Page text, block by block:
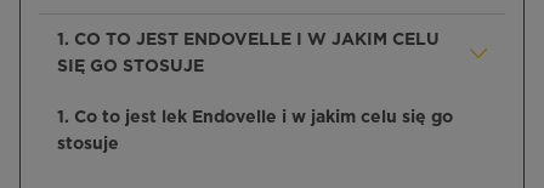
1. CO TO JEST ENDOVELLE I W JAKIM CELU
SIĘ GO STOSUJE
1. Co to jest lek Endovelle i w jakim celu się go
stosuje